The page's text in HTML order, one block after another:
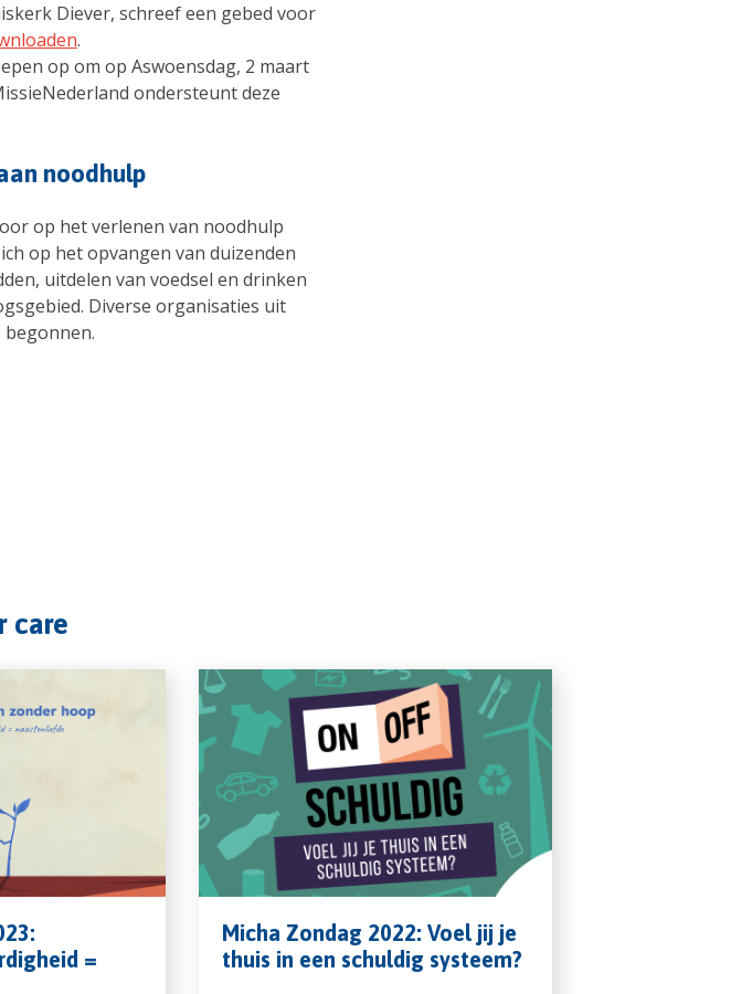
Diever, schreef een gebed voor
.
op om op Aswoensdag, 2 maart
ondersteunt deze
noodhulp
op het verlenen van noodhulp
op het opvangen van duizenden
uitdelen van voedsel en drinken
Diverse organisaties uit
care
=
Micha Zondag 2022: Voel jij je
thuis in een schuldig systeem?